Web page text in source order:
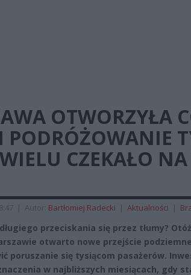
OTWORZYŁA
CZEKAŁO
| Autor: Bartłomiej Radecki | Aktualności |
przeciskania się przez tłumy?
otwarto nowe przejście
poruszanie się tysiącom pasażerów.
w najbliższych miesiącach, gdy